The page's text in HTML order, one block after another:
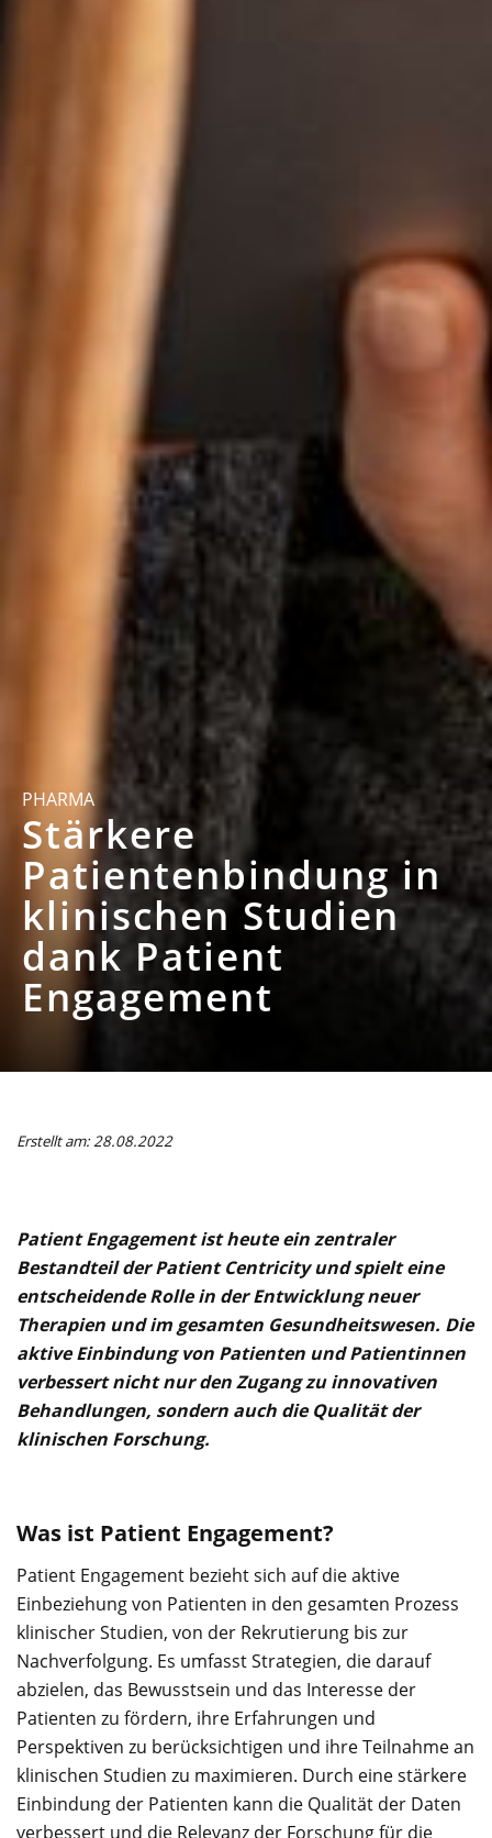
PHARMA
Stärkere
Patientenbindung in
klinischen Studien
dank Patient
Engagement
Erstellt am: 28.08.2022
Patient Engagement ist heute ein zentraler
Bestandteil der Patient Centricity und spielt eine
entscheidende Rolle in der Entwicklung neuer
Therapien und im gesamten Gesundheitswesen. Die
aktive Einbindung von Patienten und Patientinnen
verbessert nicht nur den Zugang zu innovativen
Behandlungen, sondern auch die Qualität der
klinischen Forschung.
Was ist Patient Engagement?
Patient Engagement bezieht sich auf die aktive
Einbeziehung von Patienten in den gesamten Prozess
klinischer Studien, von der Rekrutierung bis zur
Nachverfolgung. Es umfasst Strategien, die darauf
abzielen, das Bewusstsein und das Interesse der
Patienten zu fördern, ihre Erfahrungen und
Perspektiven zu berücksichtigen und ihre Teilnahme an
klinischen Studien zu maximieren. Durch eine stärkere
Einbindung der Patienten kann die Qualität der Daten
verbessert und die Relevanz der Forschung für die